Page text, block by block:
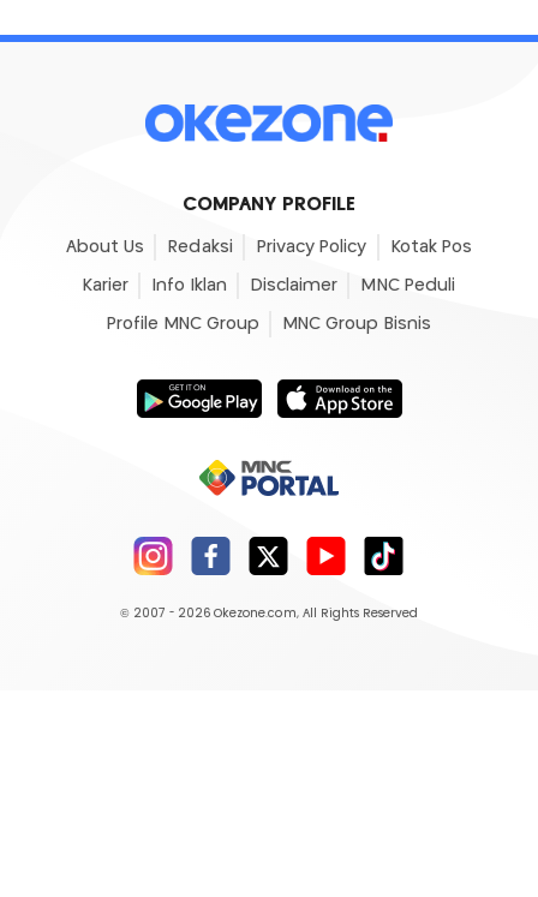
COMPANY PROFILE
About Us Redaksi Privacy Policy Kotak Pos
Karier Info Iklan Disclaimer MNC Peduli
Profile MNC Group MNC Group Bisnis
© 2007 - 2026 Okezone.com, All Rights Reserved